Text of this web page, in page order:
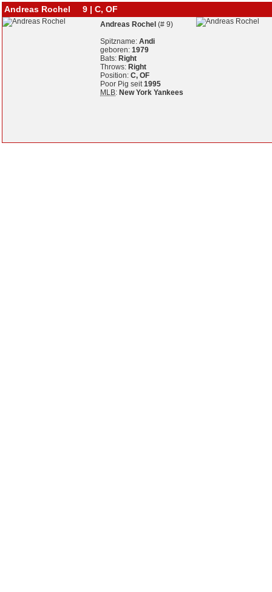
Andreas Rochel 9 | C, OF
Andreas Rochel (# 9)
Spitzname: Andi
geboren: 1979
Bats: Right
Throws: Right
Position: C, OF
Poor Pig seit1995
MLB: New York Yankees